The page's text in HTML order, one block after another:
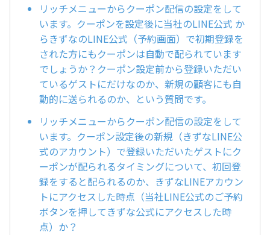
リッチメニューからクーポン配信の設定をして
います。クーポンを設定後に当社のLINE公式 か
らきずなのLINE公式（予約画面）で初期登録を
された方にもクーポンは自動で配られています
でしょうか？クーポン設定前から登録いただい
ているゲストにだけなのか、新規の顧客にも自
動的に送られるのか、という質問です。
リッチメニューからクーポン配信の設定をして
います。クーポン設定後の新規（きずなLINE公
式のアカウント）で登録いただいたゲストにク
ーポンが配られるタイミングについて、初回登
録をすると配られるのか、きずなLINEアカウン
トにアクセスした時点（当社LINE公式のご予約
ボタンを押してきずな公式にアクセスした時
点）か？